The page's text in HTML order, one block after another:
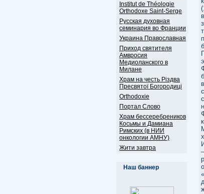
Institut de Théologie
Orthodoxe Saint-Serge
Русская духовная
семинария во Франции
Украина Православная
Приход святителя
Амвросия
Медиоланского в
Милане
Храм на честь Різдва
Пресвятої Богородиці
Оrthodoxie
Портал Слово
Храм бессеребреников
Косьмы и Дамиана
Римских (в НИИ
онкологии АМНУ)
Жити завтра
Наш баннер